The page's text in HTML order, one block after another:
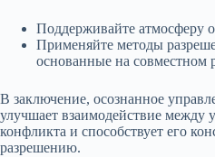
Поддерживайте атмосферу
Применяйте методы
основанные на совместном
В заключение, осознанное
улучшает взаимодействие между
конфликта и способствует его
разрешению.